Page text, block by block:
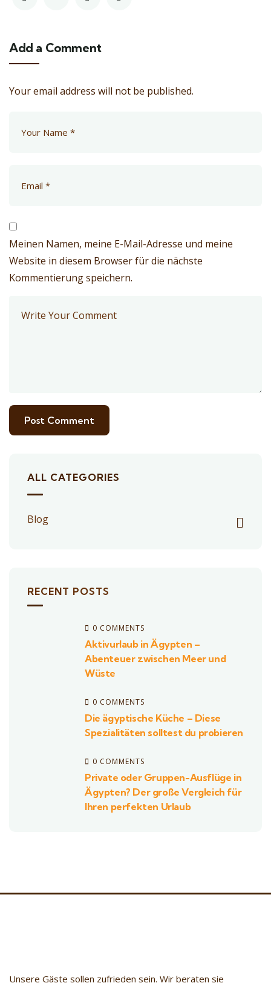
Add a Comment
Your email address will not be published.
Meinen Namen, meine E-Mail-Adresse und meine
Website in diesem Browser für die nächste
Kommentierung speichern.
ALL CATEGORIES
Blog
RECENT POSTS
0 COMMENTS
Aktivurlaub in Ägypten –
Abenteuer zwischen Meer und
Wüste
0 COMMENTS
Die ägyptische Küche – Diese
Spezialitäten solltest du probieren
0 COMMENTS
Private oder Gruppen-Ausflüge in
Ägypten? Der große Vergleich für
Ihren perfekten Urlaub
Unsere Gäste sollen zufrieden sein. Wir beraten sie